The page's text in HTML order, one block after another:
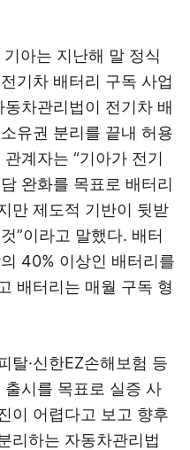
아는 지난해 말 정식
기차 배터리 구독 사업
차관리법이 전기차 배
유권 분리를 끝내 허용
계자는 “기아가 전기
완화를 목표로 배터리
만 제도적 기반이 뒷받
”이라고 말했다. 배터
40% 이상인 배터리를
배터리는 매월 구독 형
탈·신한EZ손해보험 등
시를 목표로 실증 사
이 어렵다고 보고 향후
리하는 자동차관리법